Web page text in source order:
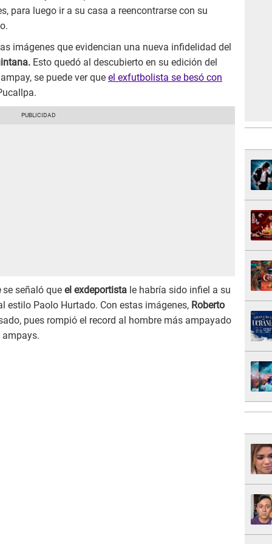
para luego ir a su casa a reencontrarse con su
imágenes que evidencian una nueva infidelidad del
Esto quedó al descubierto en su edición del
se puede ver que el exfutbolista se besó con
se señaló que el exdeportista le habría sido infiel a su
estilo Paolo Hurtado. Con estas imágenes, Roberto
pues rompió el record al hombre más ampayado
ampays.